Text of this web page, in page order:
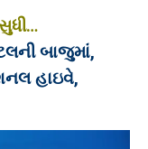
બાજુમાં,
હાઇવે,